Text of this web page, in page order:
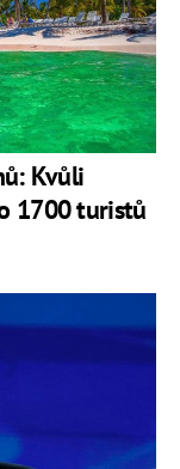
Kvůli
1700 turistů